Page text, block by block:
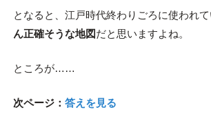
となると、江戸時代終わりごろに使われて
ん正確そうな地図だと思いますよね。
ところが……
次ページ： 答えを見る